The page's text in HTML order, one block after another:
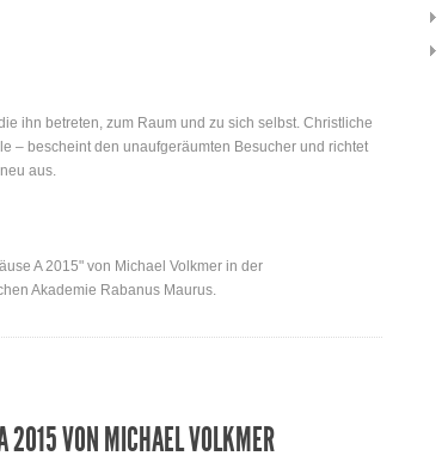
ihn betreten, zum Raum und zu sich selbst. Christliche
– bescheint den unaufgeräumten Besucher und richtet
aus.
A 2015" von Michael Volkmer in der
Akademie Rabanus Maurus.
2015 VON MICHAEL VOLKMER